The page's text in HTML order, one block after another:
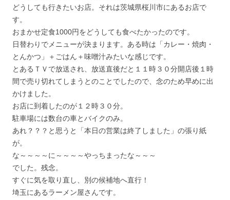
どうしても行きたいお店。それは茨城県桜川市にあるお店で
す。
おまかせ定食1000円をどうしても食べたかったのです。
日替わりでメニューが決まります。ある時は「カレー・焼肉・
とんかつ」＋ごはん＋味噌汁みたいな感じです。
とあるＴＶで放送され、放送直後だと１１時３０分開店後１時
間で売り切れてしまうとのことでしたので、念のため早めに出
かけました。
お店に到着したのが１２時３０分。
駐車場には数台の車とバイクのみ。
あれ？？？と思うと「本日の営業は終了しました」の張り紙
が。
な～～～～に～～～～やっちまったな～～～
でした。残念。
すぐに気を取り直し、別の候補地へ直行！
埼玉にあるラーメン屋さんです。